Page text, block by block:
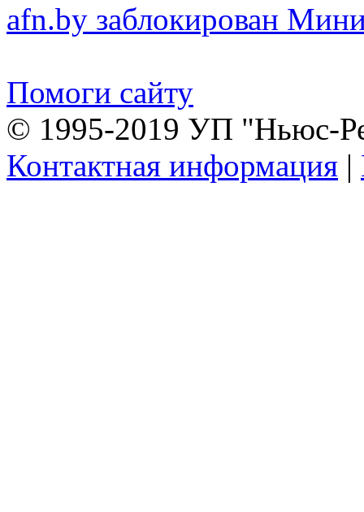
afn.by заблокирован
Помоги сайту
© 1995-2019 УП "Ньюс-
Контактная информация |